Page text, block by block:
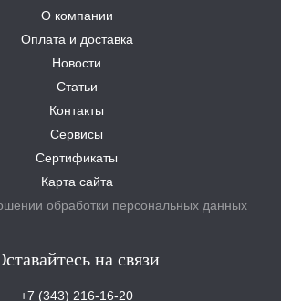
О компании
Оплата и доставка
Новости
Статьи
Контакты
Сервисы
Сертификаты
Карта сайта
обработки персональных данных
на связи
+7 (343) 216-16-20